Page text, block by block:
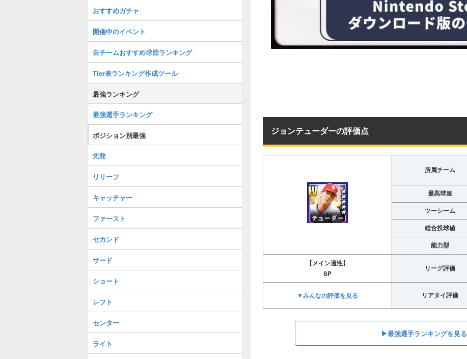
ジョンテューダーの評価点
所属チーム
最高球速
ツーシーム
総合投球値
能力型
【メイン適性】
SP
リーグ評価
▼みんなの評価を見る リアタイ評価
▶︎最強選手ランキングを見る
おすすめガチャ
開催中のイベント
自チームおすすめ球団ランキング
Tier表ランキング作成ツール
最強ランキング
最強選手ランキング
ポジション別最強
先発
リリーフ
キャッチャー
ファースト
セカンド
サード
ショート
レフト
センター
ライト